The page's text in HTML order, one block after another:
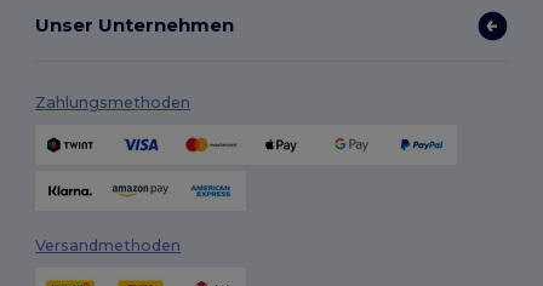
Unser Unternehmen
Zahlungsmethoden
Versandmethoden